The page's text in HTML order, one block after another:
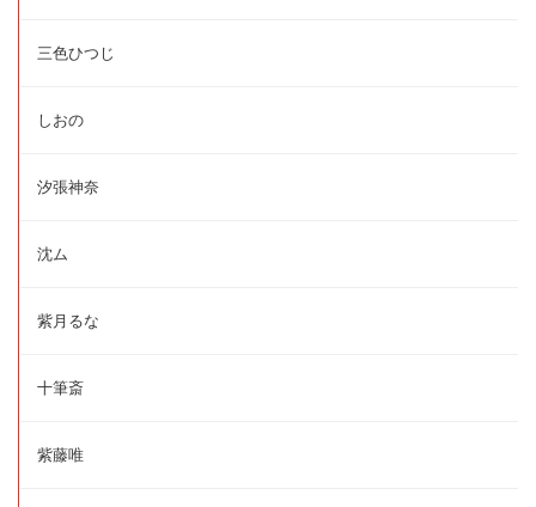
三色ひつじ
しおの
汐張神奈
沈ム
紫月るな
十筆斎
紫藤唯